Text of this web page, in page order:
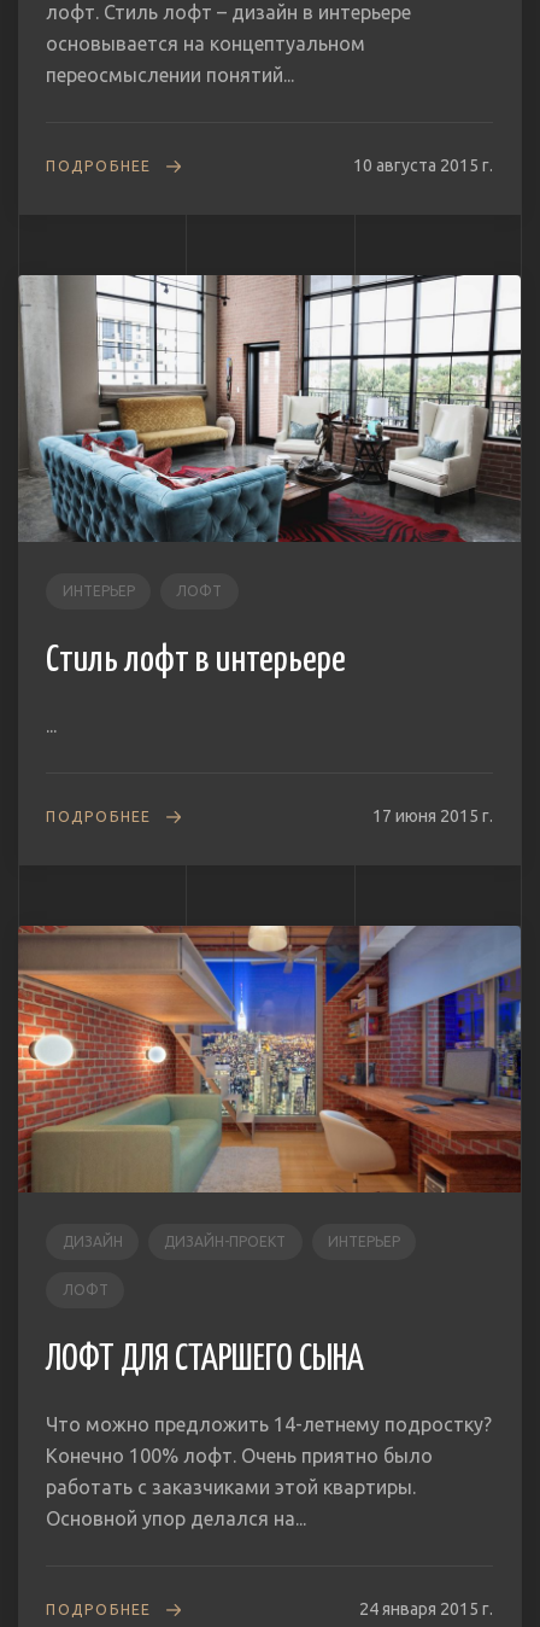
лофт. Стиль лофт – дизайн в интерьере
основывается на концептуальном
переосмыслении понятий...
ПОДРОБНЕЕ 10 августа 2015 г.
ИНТЕРЬЕР ЛОФТ
Стиль лофт в интерьере
...
ПОДРОБНЕЕ 17 июня 2015 г.
ДИЗАЙН ДИЗАЙН-ПРОЕКТ ИНТЕРЬЕР
ЛОФТ
ЛОФТ ДЛЯ СТАРШЕГО СЫНА
Что можно предложить 14-летнему подростку?
Конечно 100% лофт. Очень приятно было
работать с заказчиками этой квартиры.
Основной упор делался на...
ПОДРОБНЕЕ 24 января 2015 г.